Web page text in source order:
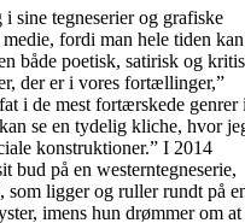
sine tegneserier og grafiske
fordi man hele tiden kan
både poetisk, satirisk og
der er i vores fortællinger,”
i de mest fortærskede genrer
se en tydelig kliche, hvor
konstruktioner.” I 2014
bud på en westerntegneserie,
som ligger og ruller rundt på
imens hun drømmer om at